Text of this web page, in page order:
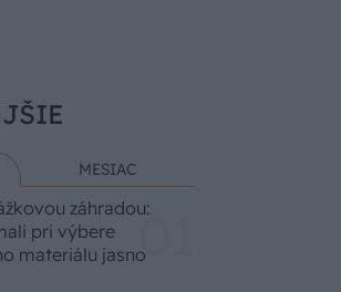
MESIAC
záhradou:
pri výbere
materiálu jasno